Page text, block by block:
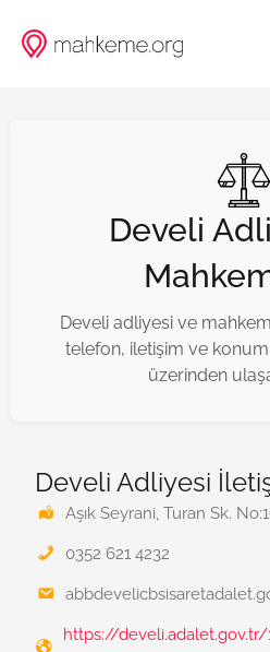
atla
Develi
Develi adliyesi ve
telefon, iletişim ve
üzerinden
Develi Adliyesi
Aşık Seyrani, Turan Sk.
0352 621 4232
https://develi.adalet.gov.tr/